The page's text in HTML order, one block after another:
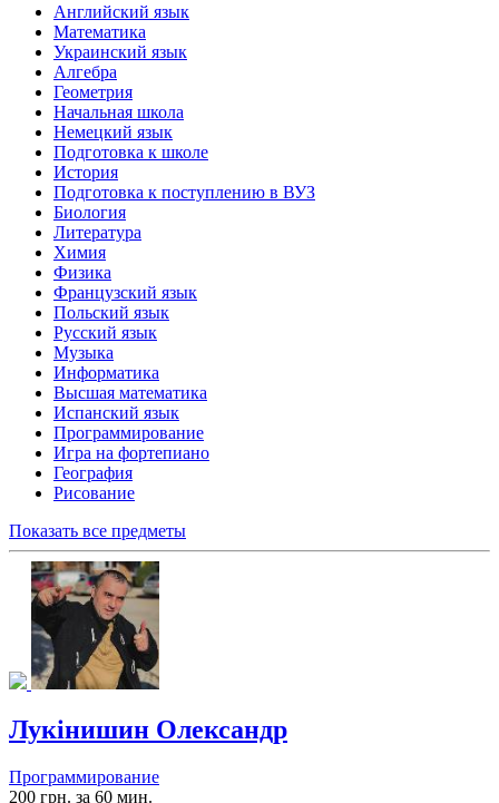
Английский язык
Математика
Украинский язык
Алгебра
Геометрия
Начальная школа
Немецкий язык
Подготовка к школе
История
Подготовка к поступлению в ВУЗ
Биология
Литература
Химия
Физика
Французский язык
Польский язык
Русский язык
Музыка
Информатика
Высшая математика
Испанский язык
Программирование
Игра на фортепиано
География
Рисование
Показать все предметы
Лукінишин Олександр
Программирование
200 грн. за 60 мин.